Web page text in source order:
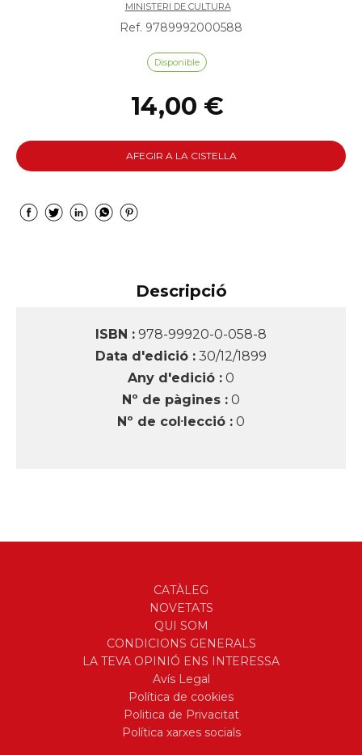
MINISTERI DE CULTURA
Ref. 9789992000588
Disponible
14,00 €
AFEGIR A LA CISTELLA
Descripció
ISBN : 978-99920-0-058-8
Data d'edició : 30/12/1899
Any d'edició : 0
Nº de pàgines : 0
Nº de col·lecció : 0
CATÀLEG
NOVETATS
QUI SOM
CONDICIONS GENERALS
LA TEVA OPINIÓ ENS INTERESSA
Avís Legal
Política de cookies
Politica de Privacitat
Política xarxes socials